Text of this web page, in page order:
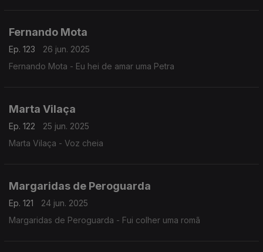
Fernando Mota
Ep. 123
26 jun. 2025
Fernando Mota - Eu hei de amar uma Petra
Marta Vilaça
Ep. 122
25 jun. 2025
Marta Vilaça - Voz cheia
Margaridas de Peroguarda
Ep. 121
24 jun. 2025
Margaridas de Peroguarda - Fui colher uma romã